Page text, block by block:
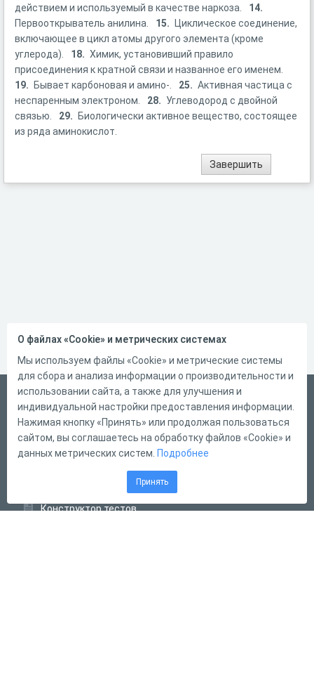
действием и используемый в качестве наркоза.
14.
Первооткрыватель анилина.
15.
Циклическое соединение,
включающее в цикл атомы другого элемента (кроме
углерода).
18. Химик, установивший правило
присоединения к кратной связи и названное его именем.
19.
Бывает карбоновая и амино-. 25. Активная частица с
неспаренным электроном.
28. Углеводород с двойной
связью.
29.
Биологически активное вещество, состоящее
из ряда аминокислот.
Русский
Справка
Форма обратной связи
Конструктор тестов
О файлах «Cookie» и метрических системах
Мы используем файлы «Cookie» и метрические системы
для сбора и анализа информации о производительности и
использовании сайта, а также для улучшения и
индивидуальной настройки предоставления информации.
Нажимая кнопку «Принять» или продолжая пользоваться
сайтом, вы соглашаетесь на обработку файлов «Cookie» и
данных метрических систем. Подробнее
Принять